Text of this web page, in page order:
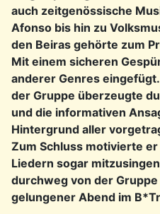
auch zeitgenössische
Afonso bis hin zu
den Beiras gehörte zum
Mit einem sicheren
anderer Genres
der Gruppe überzeugte
und die informativen
Hintergrund aller
Zum Schluss motivierte
Liedern sogar
durchweg von der
gelungener Abend im